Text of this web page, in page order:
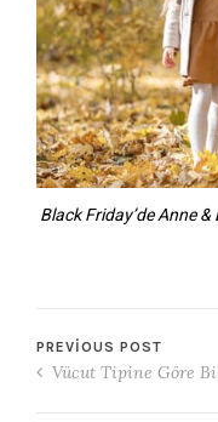
Black Friday’de Anne &
PREVIOUS POST
Vücut Tipine Göre